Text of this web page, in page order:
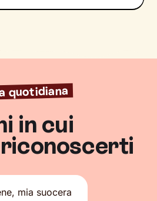
quotidiana
in cui
mia suocera